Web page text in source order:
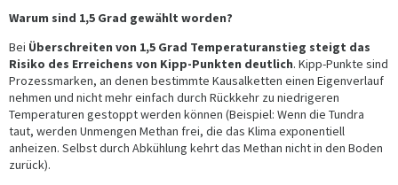
Warum sind 1,5 Grad gewählt worden?
Bei Überschreiten von 1,5 Grad Temperaturanstieg steigt das
Risiko des Erreichens von Kipp-Punkten deutlich. Kipp-Punkte sind
Prozessmarken, an denen bestimmte Kausalketten einen Eigenverlauf
nehmen und nicht mehr einfach durch Rückkehr zu niedrigeren
Temperaturen gestoppt werden können (Beispiel: Wenn die Tundra
taut, werden Unmengen Methan frei, die das Klima exponentiell
anheizen. Selbst durch Abkühlung kehrt das Methan nicht in den Boden
zurück).